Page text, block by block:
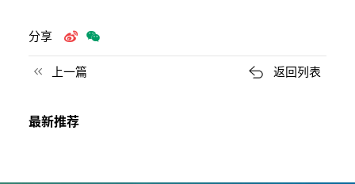
分享
上一篇 返回列表
最新推荐